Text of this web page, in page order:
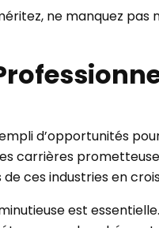
ne manquez pas
d’opportunités
carrières
ces industries en
est